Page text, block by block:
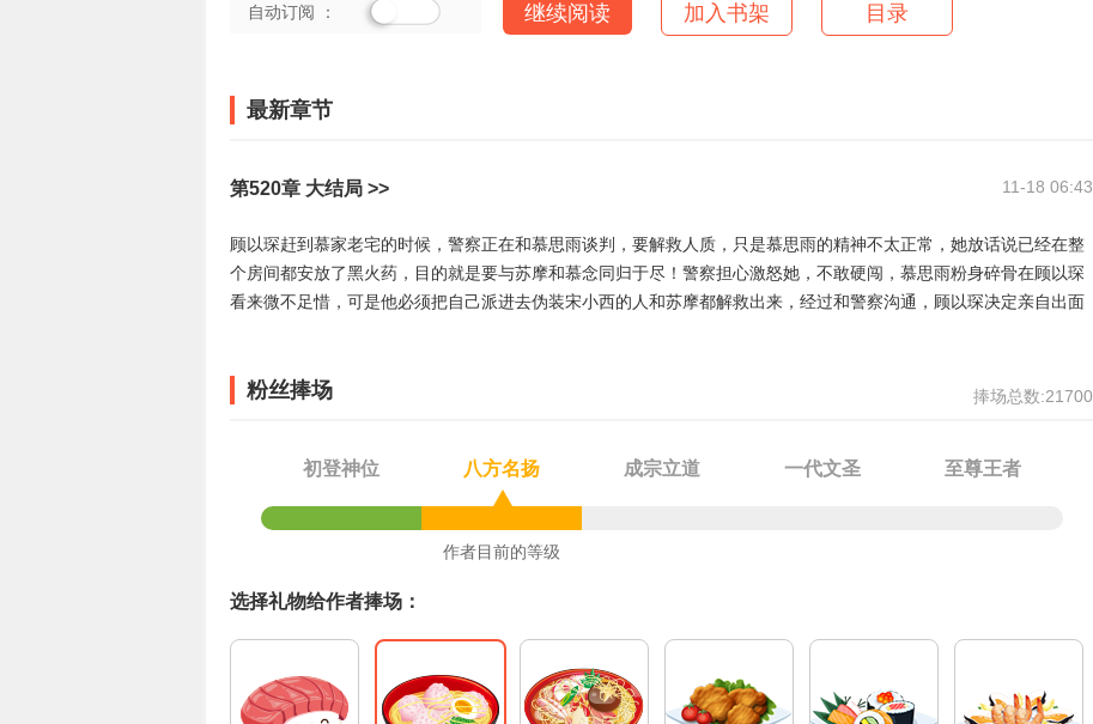
自动订阅 ： 继续阅读 加入书架 目录
最新章节
第520章 大结局 >> 11-18 06:43
顾以琛赶到慕家老宅的时候，警察正在和慕思雨谈判，要解救人质，只是慕思雨的精神不太正常，她放话说已经在整
个房间都安放了黑火药，目的就是要与苏摩和慕念同归于尽！警察担心激怒她，不敢硬闯，慕思雨粉身碎骨在顾以琛
看来微不足惜，可是他必须把自己派进去伪装宋小西的人和苏摩都解救出来，经过和警察沟通，顾以琛决定亲自出面
你...
粉丝捧场 捧场总数:21700
初登神位 八方名扬 成宗立道 一代文圣 至尊王者
作者目前的等级
选择礼物给作者捧场：